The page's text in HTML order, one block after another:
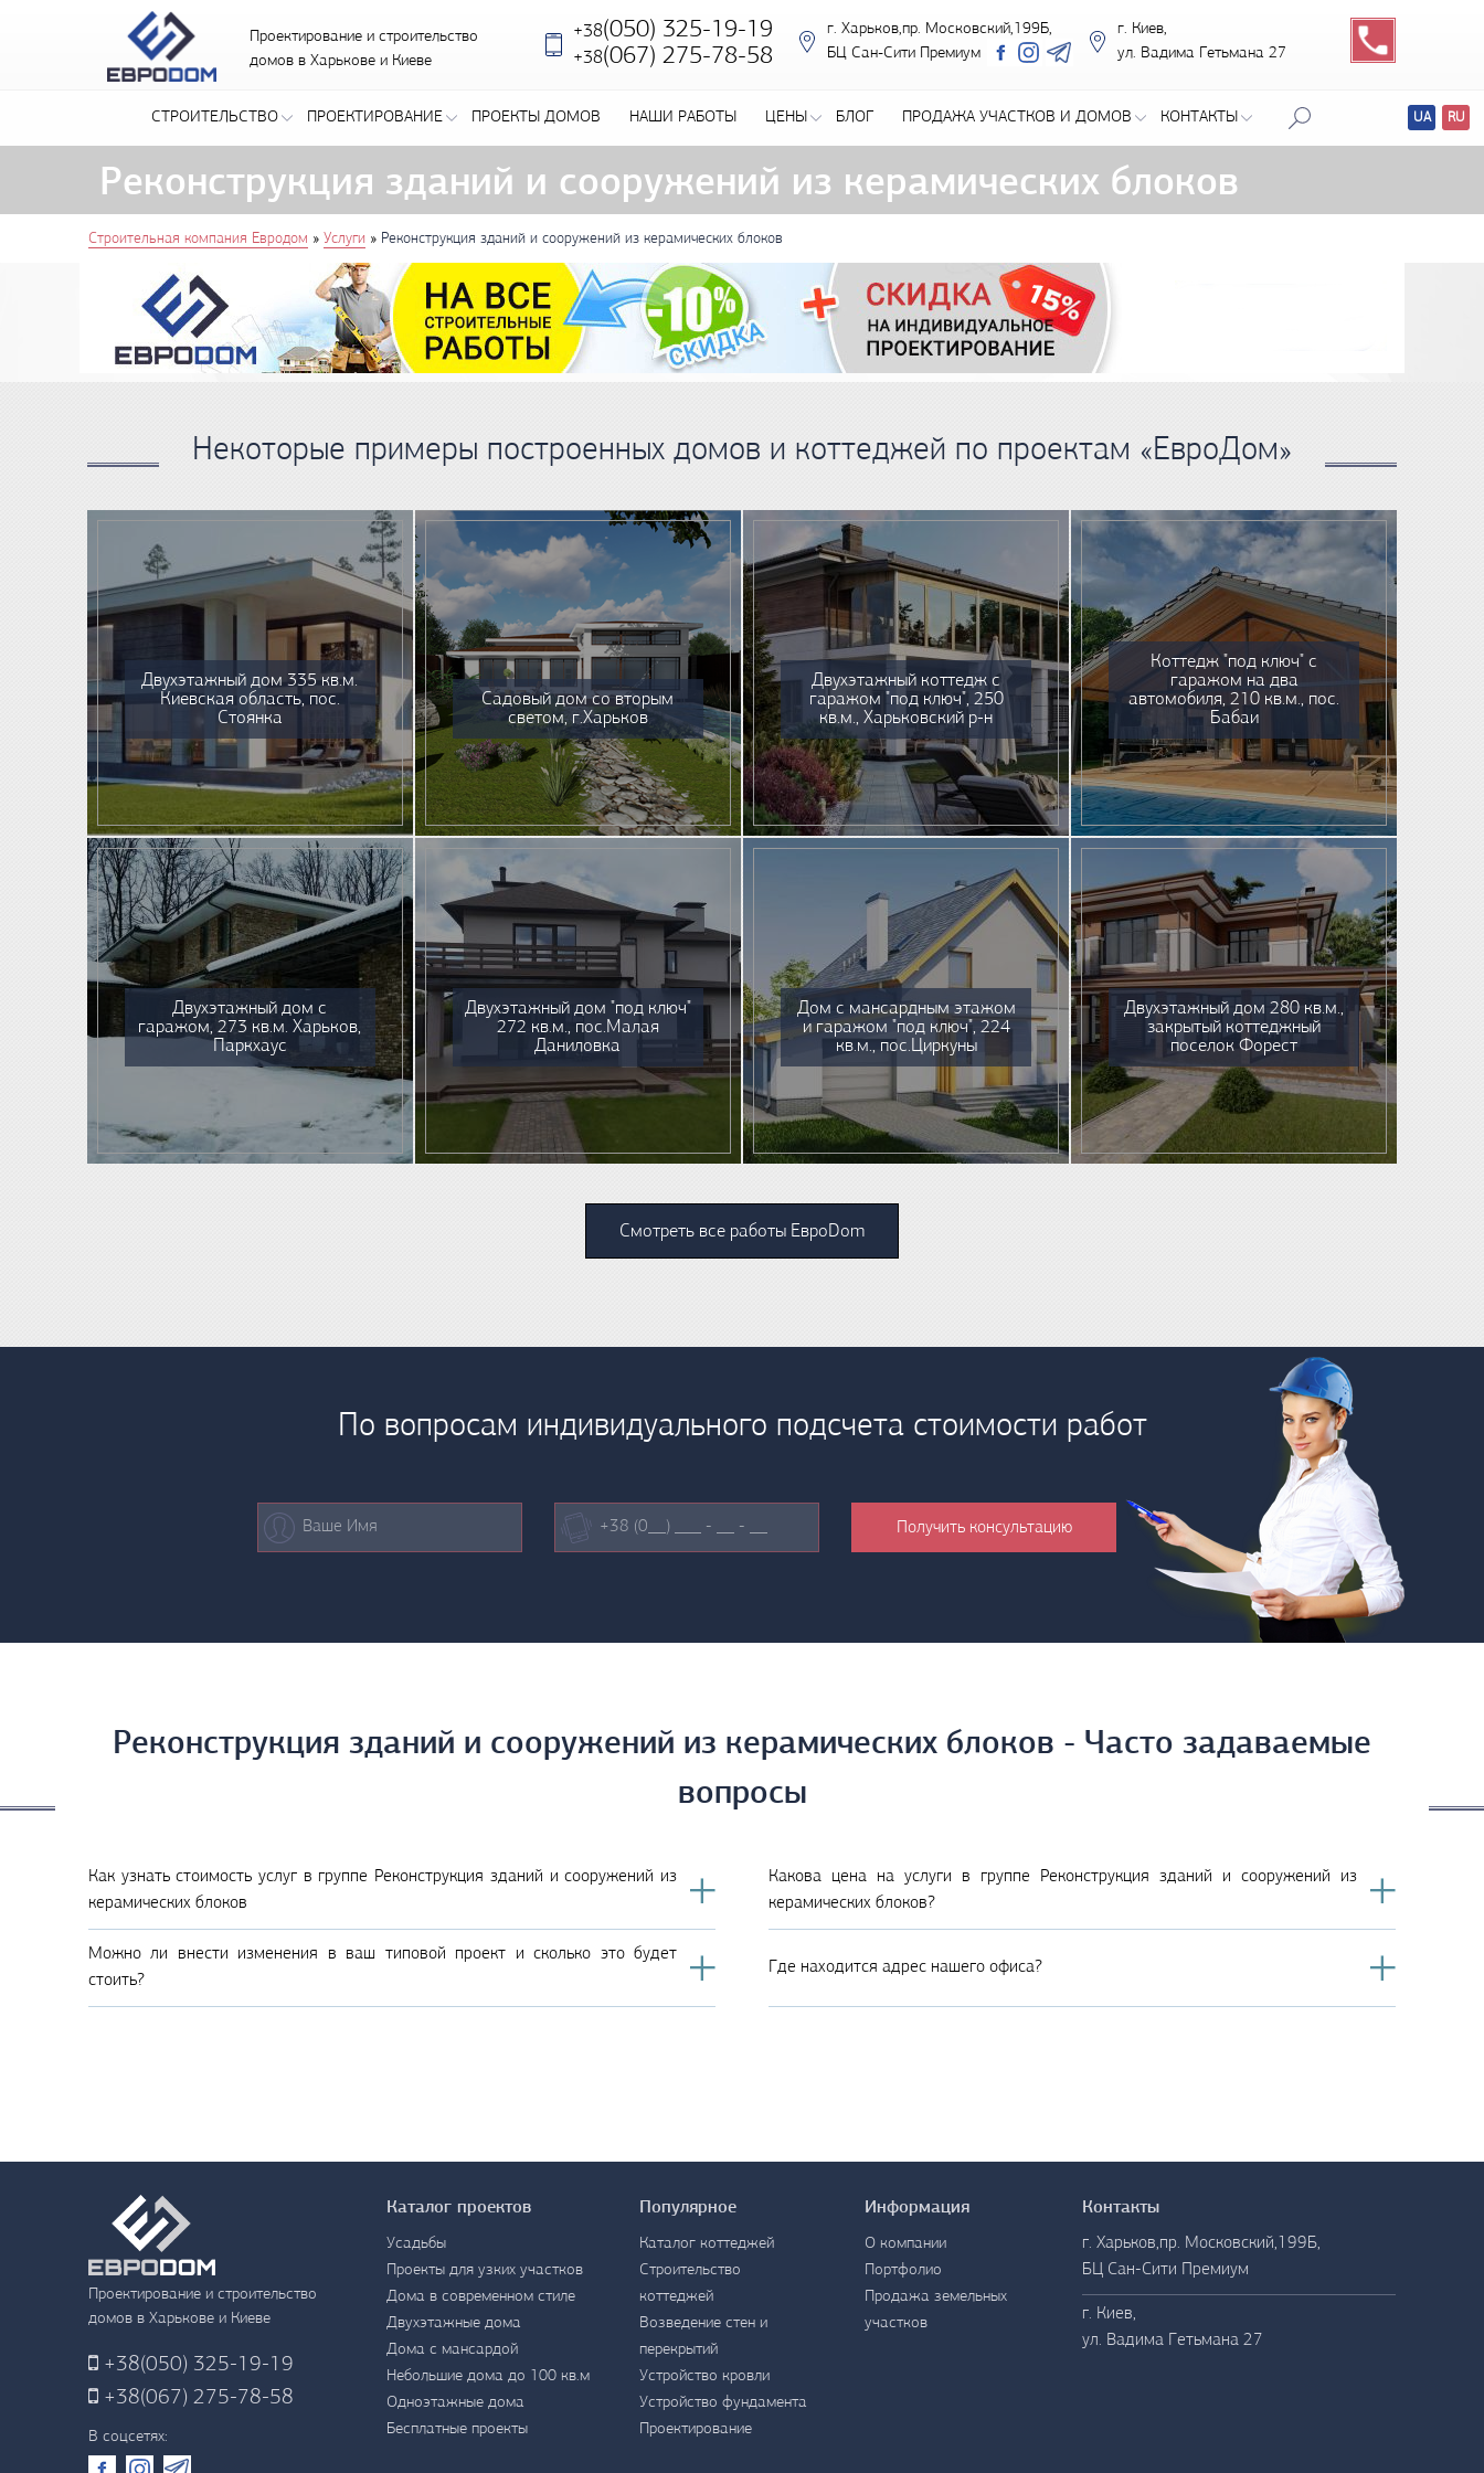
Проектирование и строительство
домов в Харькове и Киеве
+38(050) 325-19-19
+38‎(067) 275-78-58
г. Харьков,пр. Московский,199Б,
БЦ Сан-Сити Премиум
г. Киев,
ул. Вадима Гетьмана 27
СТРОИТЕЛЬСТВО ПРОЕКТИРОВАНИЕ ПРОЕКТЫ ДОМОВ НАШИ РАБОТЫ ЦЕНЫ БЛОГ ПРОДАЖА УЧАСТКОВ И ДОМОВ КОНТАКТЫ
Реконструкция зданий и сооружений из керамических блоков
Строительная компания Евродом » Услуги » Реконструкция зданий и сооружений из керамических блоков
Некоторые примеры построенных домов и коттеджей по проектам «ЕвроДом»
Двухэтажный дом 335 кв.м.
Киевская область, пос.
Стоянка
Садовый дом со вторым
светом, г.Харьков
Двухэтажный коттедж с
гаражом "под ключ", 250
кв.м., Харьковский р-н
Коттедж "под ключ" с
гаражом на два
автомобиля, 210 кв.м., пос.
Бабаи
Двухэтажный дом с
гаражом, 273 кв.м. Харьков,
Паркхаус
Двухэтажный дом "под ключ"
272 кв.м., пос.Малая
Даниловка
Дом с мансардным этажом
и гаражом "под ключ", 224
кв.м., пос.Циркуны
Двухэтажный дом 280 кв.м.,
закрытый коттеджный
поселок Форест
Смотреть все работы ЕвроDom
По вопросам индивидуального подсчета стоимости работ
Реконструкция зданий и сооружений из керамических блоков - Часто задаваемые
вопросы
Как узнать стоимость услуг в группе Реконструкция зданий и сооружений из
керамических блоков
Какова цена на услуги в группе Реконструкция зданий и сооружений из
керамических блоков?
Можно ли внести изменения в ваш типовой проект и сколько это будет
стоить?
Где находится адрес нашего офиса?
Проектирование и строительство
домов в Харькове и Киеве
+38(050) 325-19-19
+38(067) 275-78-58
В соцсетях:
Каталог проектов
Усадьбы
Проекты для узких участков
Дома в современном стиле
Двухэтажные дома
Дома с мансардой
Небольшие дома до 100 кв.м
Одноэтажные дома
Бесплатные проекты
Популярное
Каталог коттеджей
Строительство
коттеджей
Возведение стен и
перекрытий
Устройство кровли
Устройство фундамента
Проектирование
Информация
О компании
Портфолио
Продажа земельных
участков
Контакты
г. Харьков,пр. Московский,199Б,
БЦ Сан-Сити Премиум
г. Киев,
ул. Вадима Гетьмана 27
Перевод
UA RU